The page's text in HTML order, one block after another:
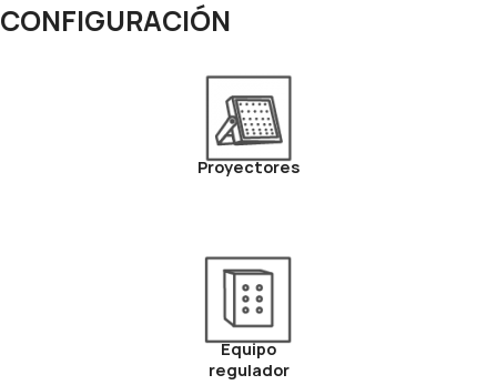
CONFIGURACIÓN
Proyectores
Equipo
regulador